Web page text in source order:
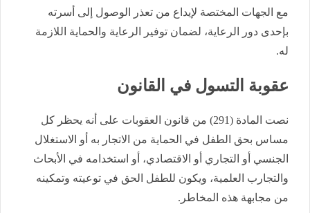
مع الجهات المختصة لإيداع من تعذر الوصول إلى أسرته
بإحدى دور الرعاية، لضمان توفير الرعاية والحماية اللازمة
له.
عقوبة التسول في القانون
نصت المادة (291) من قانون العقوبات على أنه يحظر كل
مساس بحق الطفل في الحماية من الاتجار به أو الاستغلال
الجنسي أو التجاري أو الاقتصادي، أو استخدامه في الأبحاث
والتجارب العلمية، ويكون للطفل الحق في توعيته وتمكينه
من مجابهة هذه المخاطر.